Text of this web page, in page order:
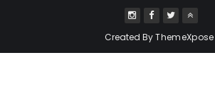
Created ByThemeXpose